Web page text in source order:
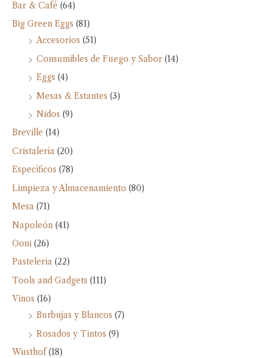
Bar & Café (64)
Big Green Eggs (81)
Accesorios (51)
Consumibles de Fuego y Sabor (14)
Eggs (4)
Mesas & Estantes (3)
Nidos (9)
Breville (14)
Cristalería (20)
Específicos (78)
Limpieza y Almacenamiento (80)
Mesa (71)
Napoleón (41)
Ooni (26)
Pastelería (22)
Tools and Gadgets (111)
Vinos (16)
Burbujas y Blancos (7)
Rosados y Tintos (9)
Wusthof (18)